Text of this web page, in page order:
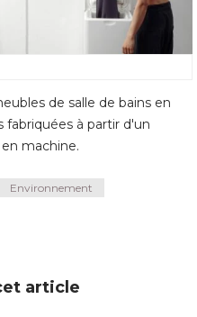
de salle de bains en
fabriquées à partir d'un
machine.
Environnement
article